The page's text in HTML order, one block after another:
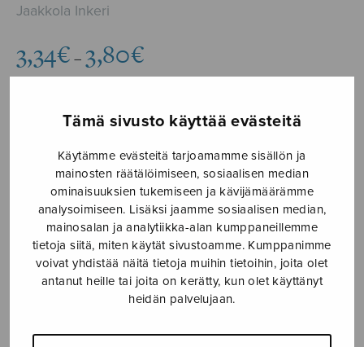
Tämä sivusto käyttää evästeitä
Käytämme evästeitä tarjoamamme sisällön ja
mainosten räätälöimiseen, sosiaalisen median
ominaisuuksien tukemiseen ja kävijämäärämme
analysoimiseen. Lisäksi jaamme sosiaalisen median,
mainosalan ja analytiikka-alan kumppaneillemme
tietoja siitä, miten käytät sivustoamme. Kumppanimme
voivat yhdistää näitä tietoja muihin tietoihin, joita olet
antanut heille tai joita on kerätty, kun olet käyttänyt
heidän palvelujaan.
Jaakkola Inkeri
3,34€ – 3,80€
-
Formaatti
(Jaakkola)
määrä
OSTOSKORIIN
Tuotetunnus (SKU):S2970/3